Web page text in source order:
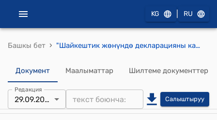
KG RU
Башкы бет › "Шайкештик жөнүндө декларацияны кабыл алуу жана аны каттоо тартиби жөнүндө ЖОБО" Кыргыз Республикасынын Өкмөтүнүн 2007-жылдын 22-октябрындагы № 512 токтому менен бекитилген
Документ Маалыматтар Шилтеме документтер
Редакция
29.09.2014 Салыштыруу